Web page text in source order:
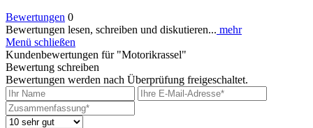
Bewertungen 0
Bewertungen lesen, schreiben und diskutieren... mehr
Menü schließen
Kundenbewertungen für "Motorikrassel"
Bewertung schreiben
Bewertungen werden nach Überprüfung freigeschaltet.